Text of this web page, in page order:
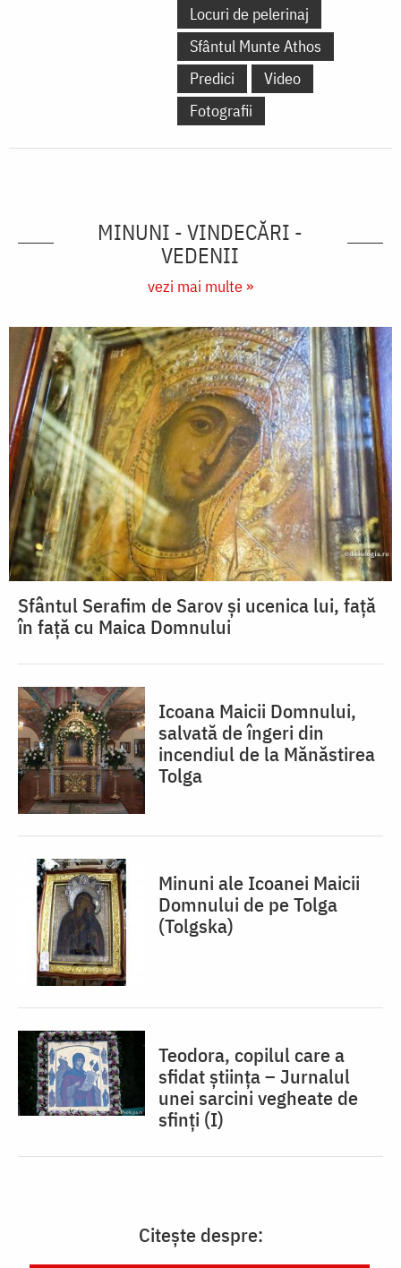
Locuri de pelerinaj
Sfântul Munte Athos
Predici
Video
Fotografii
MINUNI - VINDECĂRI -
VEDENII
vezi mai multe »
Sfântul Serafim de Sarov și ucenica lui, față
în față cu Maica Domnului
Icoana Maicii Domnului,
salvată de îngeri din
incendiul de la Mănăstirea
Tolga
Minuni ale Icoanei Maicii
Domnului de pe Tolga
(Tolgska)
Teodora, copilul care a
sfidat știința – Jurnalul
unei sarcini vegheate de
sfinți (I)
Citește despre: